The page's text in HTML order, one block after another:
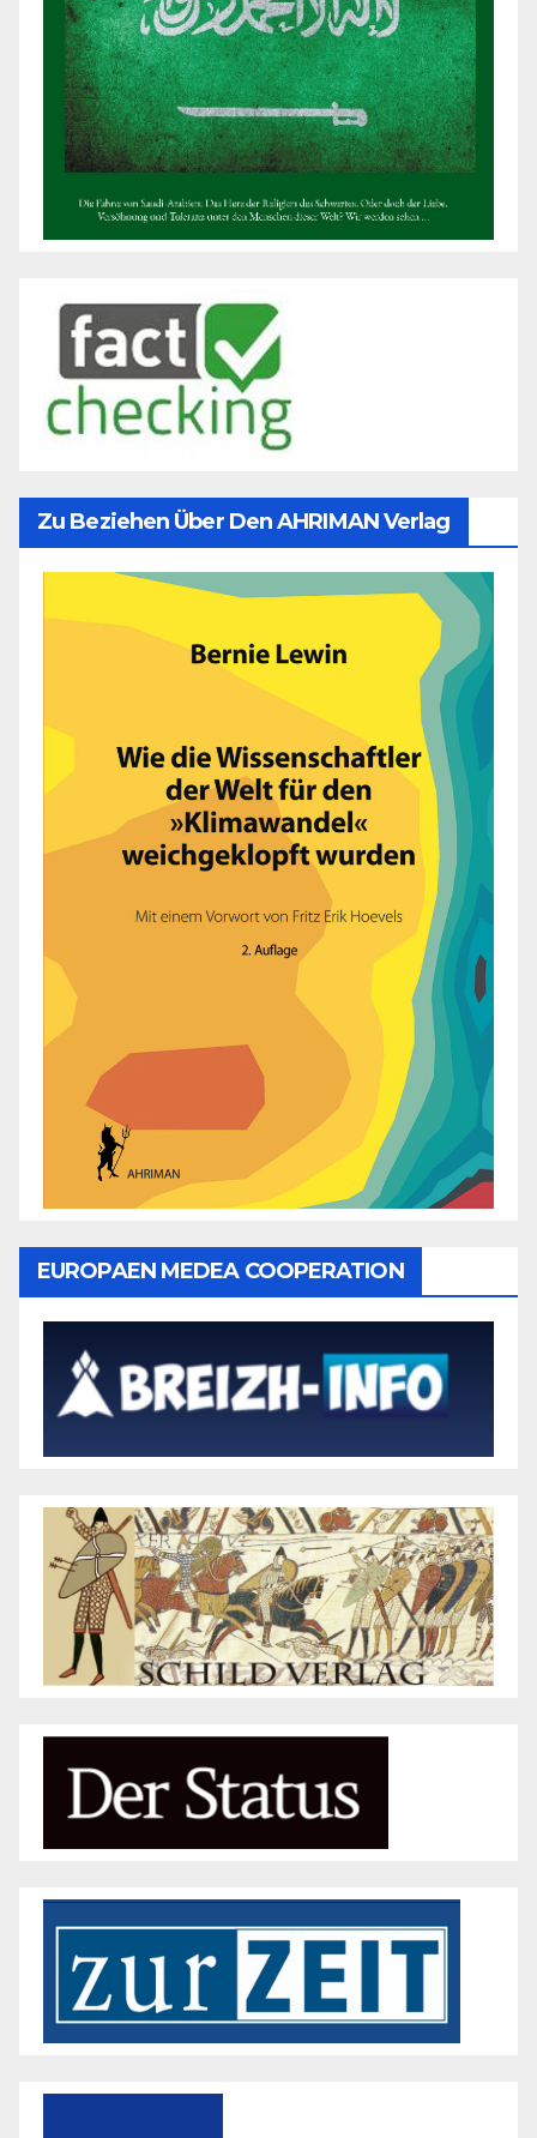
Zu Beziehen Über Den AHRIMAN Verlag
EUROPAEN MEDEA COOPERATION